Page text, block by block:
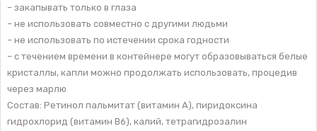
– закапывать только в глаза
– не использовать совместно с другими людьми
– не использовать по истечении срока годности
– с течением времени в контейнере могут образовываться белые
кристаллы, капли можно продолжать использовать, процедив
через марлю
Состав: Ретинол пальмитат (витамин А), пиридоксина
гидрохлорид (витамин В6), калий, тетрагидрозалин